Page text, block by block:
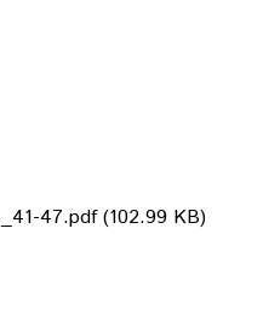
47.pdf(102.99 KB)